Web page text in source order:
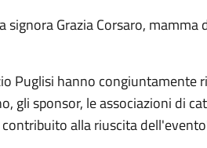
signora Grazia Corsaro,
Puglisi hanno
gli sponsor, le associazioni di
alla riuscita